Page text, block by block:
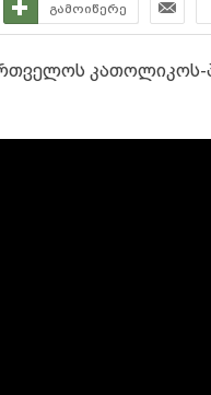
გამოიწერე
კათოლიკოს-